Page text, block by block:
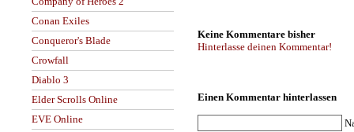
Conan Exiles
Conqueror's Blade
Crowfall
Diablo 3
Elder Scrolls Online
EVE Online
Keine Kommentare bisher
Hinterlasse deinen Kommentar!
Einen Kommentar hinterlassen